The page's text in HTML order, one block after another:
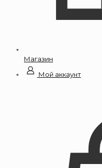
Магазин
Мой аккаунт